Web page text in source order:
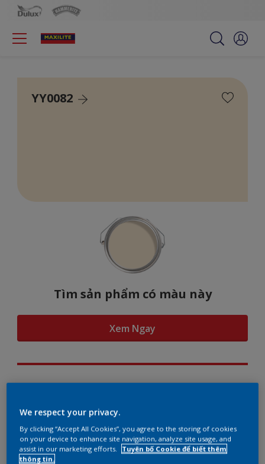
YY0082
Tìm sản phẩm có màu này
Xem Ngay
We respect your privacy.
By clicking “Accept All Cookies”, you agree to the storing of cookies
on your device to enhance site navigation, analyze site usage, and
assist in our marketing efforts.
Tuyên bố Cookie để biết thêm
thông tin.